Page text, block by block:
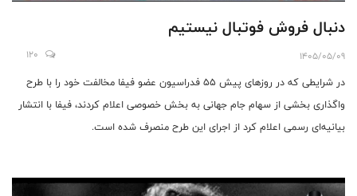
دنبال فروش فوتبال نیستیم
1405/05/09
120
در شرایطی که در روزهای پیش ۵۵ فدراسیون‌ عضو فیفا مخالفت خود را با طرح
واگذاری بخشی از سهام جام جهانی به بخش خصوصی اعلام کردند، فیفا با انتشار
بیانیه‌ای رسمی اعلام کرد از اجرای این طرح منصرف شده است.